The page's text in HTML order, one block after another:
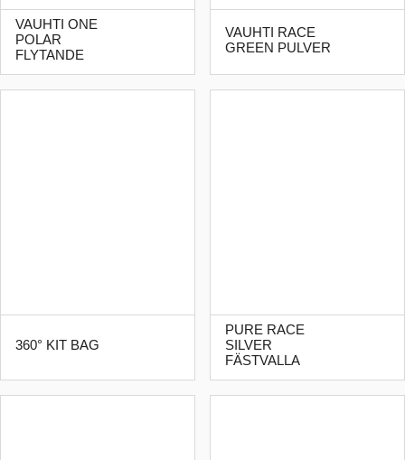
VAUHTI ONE
POLAR
FLYTANDE
VAUHTI RACE
GREEN PULVER
360° KIT BAG
PURE RACE
SILVER
FÄSTVALLA